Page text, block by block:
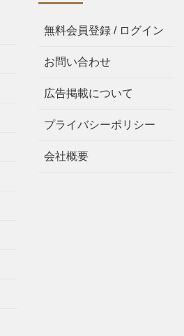
無料会員登録 / ログイン
お問い合わせ
広告掲載について
プライバシーポリシー
会社概要